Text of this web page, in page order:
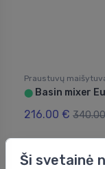
Praustuvų
⬤ Basin mixer
216.00 €
Ši svetainė